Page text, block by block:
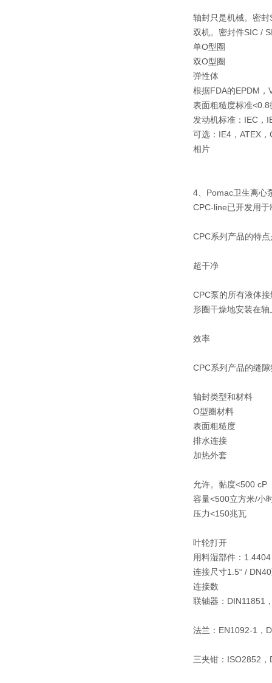
轴封只是机械。密
双机。密封件SIC /
单O型圈
双O型圈
弹性体
根据FDA的EPDM，
表面粗糙度标准<0.8
发动机标准：IEC
可选：IE4，ATEX
相片
4、Pomac卫生离心
CPC-line已开发用
CPC系列产品的特
超干净
CPC泵的所有液体
形圈干燥地安装在
效率
CPC系列产品的缝
轴封类型和材料
O型圈材料
表面粗糙度
排水连接
加热外套
允许。黏度<500 cP
容量<500立方米/小
压力<150兆瓦
叶轮打开
用料湿部件：1.4404
连接尺寸1.5“ /
连接数
联轴器：DIN11851
法兰：EN1092-1，
三夹钳：ISO2852